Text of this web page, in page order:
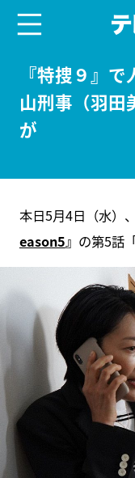
『特捜９』
山刑事（羽田
が
本日5月4日（水）
eason5』 の第5話